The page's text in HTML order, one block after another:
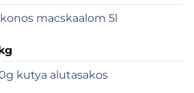
macskaalom 5l
kutya alutasakos